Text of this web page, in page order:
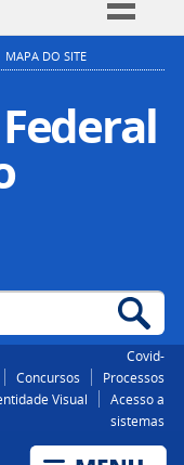
Simplifique!
Participe
à informação
Legislação
MAPA DO SITE
Covid-
Concursos
Processos
Visual
Acesso a
sistemas